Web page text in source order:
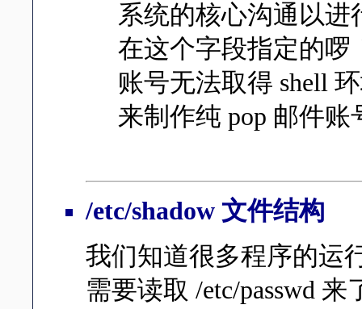
系统的核心沟通以进
在这个字段指定的啰
账号无法取得 shell
来制作纯 pop 邮件
/etc/shadow 文件结构
我们知道很多程序的运
需要读取 /etc/passwd